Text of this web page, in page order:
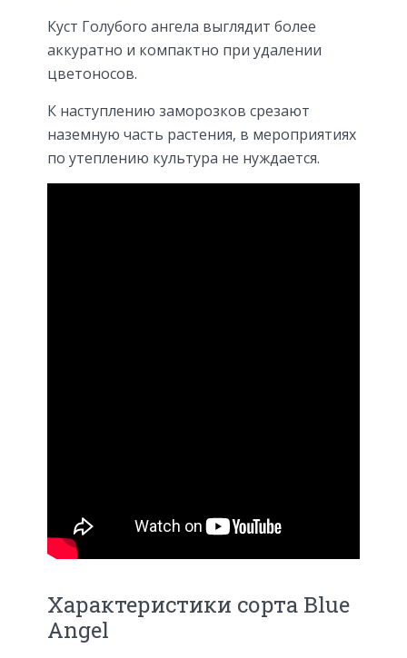
Куст Голубого ангела выглядит более
аккуратно и компактно при удалении
цветоносов.
К наступлению заморозков срезают
наземную часть растения, в мероприятиях
по утеплению культура не нуждается.
Характеристики сорта Blue
Angel